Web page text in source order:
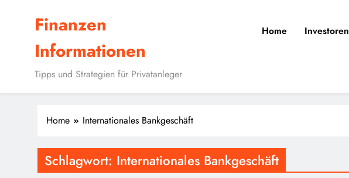
Finanzen
Informationen
Tipps und Strategien für Privatanleger
Home Investoren
Home Internationales Bankgeschäft
Schlagwort: Internationales Bankgeschäft